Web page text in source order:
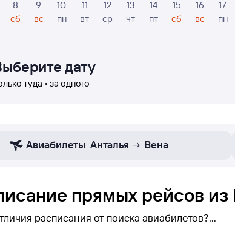
8
сб
9
вс
10
пн
11
вт
12
ср
13
чт
14
пт
15
сб
16
вс
17
пн
дату
туда • за одного
Авиабилеты Анталья Вена
прямых рейсов
расписания от поиска авиабилетов?